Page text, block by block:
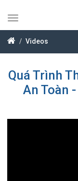
Toggle
navigation
Videos
Quá Trình
An Toàn